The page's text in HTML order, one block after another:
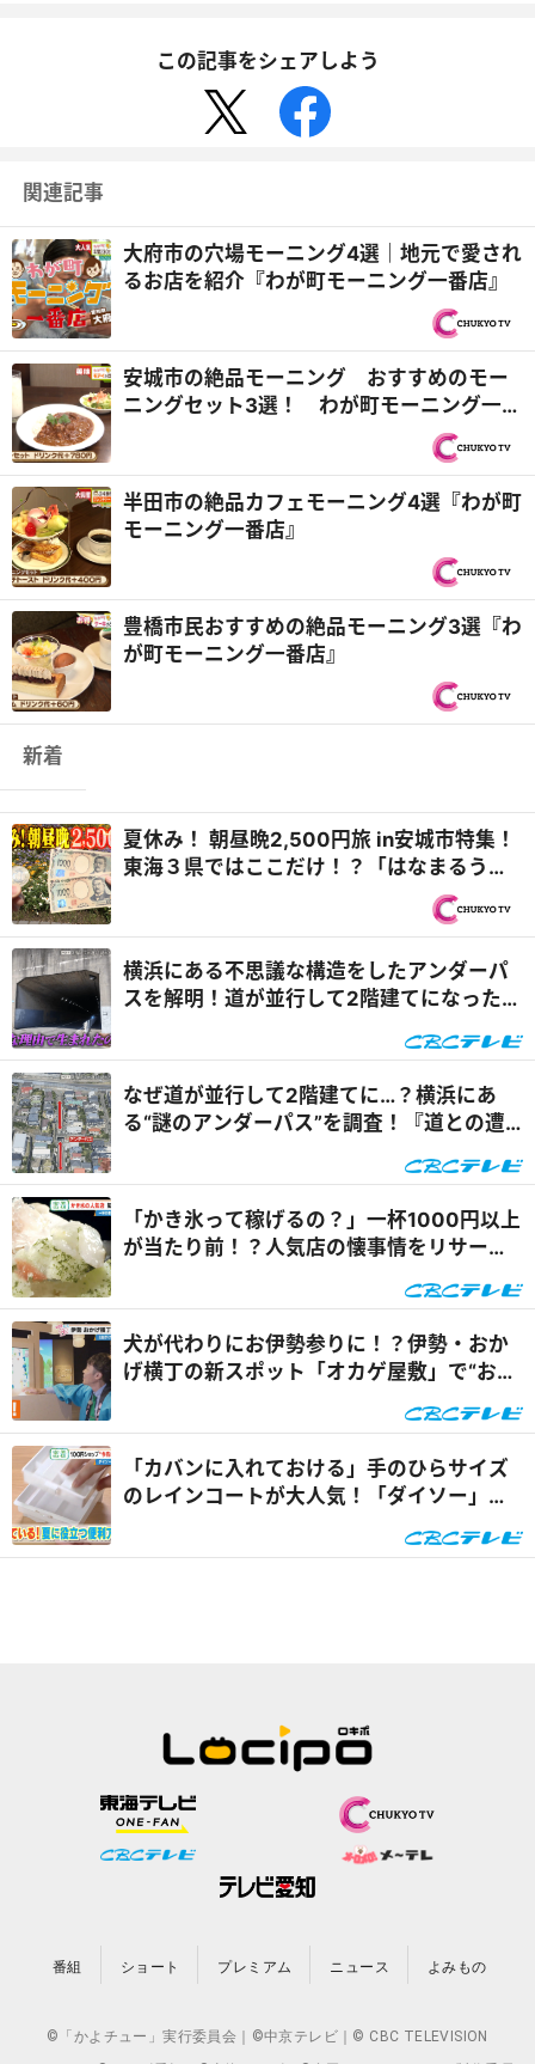
この記事をシェアしよう
関連記事
大府市の穴場モーニング4選｜地元で愛され
るお店を紹介『わが町モーニング一番店』
安城市の絶品モーニング おすすめのモー
ニングセット3選！ わが町モーニング一番
半田市の絶品カフェモーニング4選『わが町
モーニング一番店』
豊橋市民おすすめの絶品モーニング3選『わ
が町モーニング一番店』
新着
夏休み！ 朝昼晩2,500円旅 in安城市特集！
東海３県ではここだけ！？「はなまるうど
横浜にある不思議な構造をしたアンダーパ
スを解明！道が並行して2階建てになったワ
なぜ道が並行して2階建てに…？横浜にあ
る“謎のアンダーパス”を調査！『道との遭
「かき氷って稼げるの？」一杯1000円以上
が当たり前！？人気店の懐事情をリサーチ
犬が代わりにお伊勢参りに！？伊勢・おか
げ横丁の新スポット「オカゲ屋敷」で“おか
「カバンに入れておける」手のひらサイズ
のレインコートが大人気！「ダイソー」で
番組 ショート プレミアム ニュース よみもの
©「かよチュー」実行委員会｜©中京テレビ｜© CBC TELEVISION